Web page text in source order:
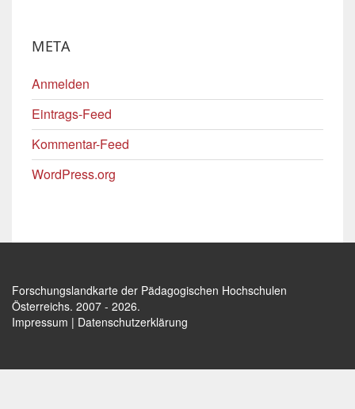
META
Anmelden
Eintrags-Feed
Kommentar-Feed
WordPress.org
Forschungslandkarte der Pädagogischen Hochschulen
Österreichs. 2007 - 2026.
Impressum | Datenschutzerklärung